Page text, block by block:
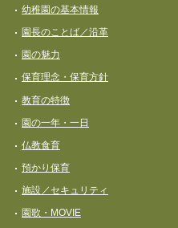
幼稚園の基本情報
園長のことば／沿革
園の魅力
保育理念・保育⽅針
教育の特徴
園の一年・一日
仏教食育
預かり保育
施設／セキュリティ
園歌・MOVIE